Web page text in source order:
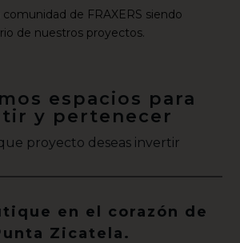
comunidad de FRAXERS siendo
de nuestros proyectos.
espacios para
y pertenecer
proyecto deseas invertir
en el corazón de
Zicatela.